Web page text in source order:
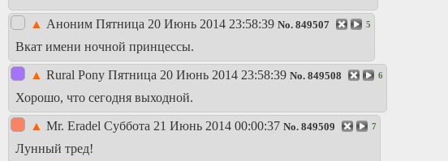
▲ Аноним Пятница 20 Июнь 2014 23:58:39 No. 849507 5
Вкат имени ночной принцессы.
▲ Rural Pony Пятница 20 Июнь 2014 23:58:39 No. 849508 6
Хорошо, что сегодня выходной.
▲ Mr. Eradel Суббота 21 Июнь 2014 00:00:37 No. 849509 7
Лунный тред!